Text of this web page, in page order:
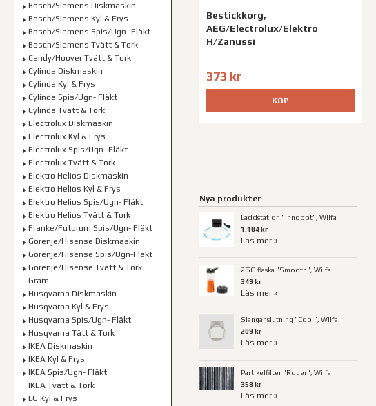
Bosch/Siemens Diskmaskin
Bosch/Siemens Kyl & Frys
Bosch/Siemens Spis/Ugn- Fläkt
Bosch/Siemens Tvätt & Tork
Candy/Hoover Tvätt & Tork
Cylinda Diskmaskin
Cylinda Kyl & Frys
Cylinda Spis/Ugn- Fläkt
Cylinda Tvätt & Tork
Electrolux Diskmaskin
Electrolux Kyl & Frys
Electrolux Spis/Ugn- Fläkt
Electrolux Tvätt & Tork
Elektro Helios Diskmaskin
Elektro Helios Kyl & Frys
Elektro Helios Spis/Ugn- Fläkt
Elektro Helios Tvätt & Tork
Franke/Futurum Spis/Ugn- Fläkt
Gorenje/Hisense Diskmaskin
Gorenje/Hisense Spis/Ugn-Fläkt
Gorenje/Hisense Tvätt & Tork
Gram
Husqvarna Diskmaskin
Husqvarna Kyl & Frys
Husqvarna Spis/Ugn- Fläkt
Husqvarna Tätt & Tork
IKEA Diskmaskin
IKEA Kyl & Frys
IKEA Spis/Ugn- Fläkt
IKEA Tvätt & Tork
LG Kyl & Frys
Bestickkorg,
AEG/Electrolux/Elektro
H/Zanussi
373 kr
KÖP
Nya produkter
Laddstation "Innobot", Wilfa
1.104 kr
Läs mer »
2GO flaska "Smooth", Wilfa
349 kr
Läs mer »
Slanganslutning "Cool", Wilfa
209 kr
Läs mer »
Partikelfilter "Roger", Wilfa
358 kr
Läs mer »